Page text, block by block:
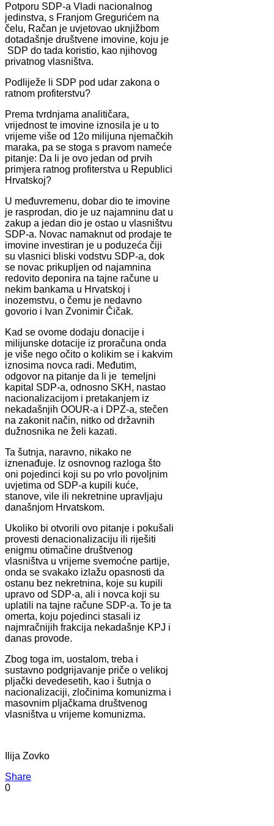
Potporu SDP-a Vladi nacionalnog
jedinstva, s Franjom Gregurićem na
čelu, Račan je uvjetovao uknjižbom
dotadašnje društvene imovine, koju je
SDP do tada koristio, kao njihovog
privatnog vlasništva.
Podliježe li SDP pod udar zakona o
ratnom profiterstvu?
Prema tvrdnjama analitičara,
vrijednost te imovine iznosila je u to
vrijeme više od 12o milijuna njemačkih
maraka, pa se stoga s pravom nameće
pitanje: Da li je ovo jedan od prvih
primjera ratnog profiterstva u Republici
Hrvatskoj?
U međuvremenu, dobar dio te imovine
je rasprodan, dio je uz najamninu dat u
zakup a jedan dio je ostao u vlasništvu
SDP-a. Novac namaknut od prodaje te
imovine investiran je u poduzeća čiji
su vlasnici bliski vodstvu SDP-a, dok
se novac prikupljen od najamnina
redovito deponira na tajne račune u
nekim bankama u Hrvatskoj i
inozemstvu, o čemu je nedavno
govorio i Ivan Zvonimir Čičak.
Kad se ovome dodaju donacije i
milijunske dotacije iz proračuna onda
je više nego očito o kolikim se i kakvim
iznosima novca radi. Međutim,
odgovor na pitanje da li je temeljni
kapital SDP-a, odnosno SKH, nastao
nacionalizacijom i pretakanjem iz
nekadašnjih OOUR-a i DPZ-a, stečen
na zakonit način, nitko od državnih
dužnosnika ne želi kazati.
Ta šutnja, naravno, nikako ne
iznenađuje. Iz osnovnog razloga što
oni pojedinci koji su po vrlo povoljnim
uvjetima od SDP-a kupili kuće,
stanove, vile ili nekretnine upravljaju
današnjom Hrvatskom.
Ukoliko bi otvorili ovo pitanje i pokušali
provesti denacionalizaciju ili riješiti
enigmu otimačine društvenog
vlasništva u vrijeme svemoćne partije,
onda se svakako izlažu opasnosti da
ostanu bez nekretnina, koje su kupili
upravo od SDP-a, ali i novca koji su
uplatili na tajne račune SDP-a. To je ta
omerta, koju pojedinci stasali iz
najmračnijih frakcija nekadašnje KPJ i
danas provode.
Zbog toga im, uostalom, treba i
sustavno podgrijavanje priče o velikoj
pljački devedesetih, kao i šutnja o
nacionalizaciji, zločinima komunizma i
masovnim pljačkama društvenog
vlasništva u vrijeme komunizma.
Ilija Zovko
Share
0